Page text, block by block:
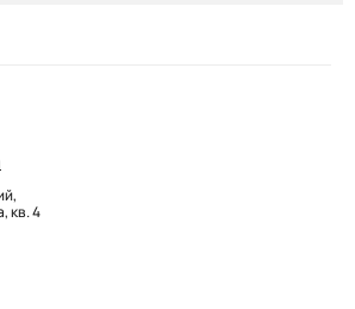
кв. 4